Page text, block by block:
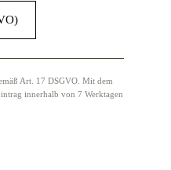
Art. 17 DSGVO. Mit dem
innerhalb von 7 Werktagen